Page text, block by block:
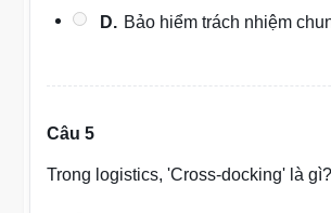
D. Bảo hiểm trách nhiệm
Câu 5
Trong logistics, 'Cross-docking' là gì?